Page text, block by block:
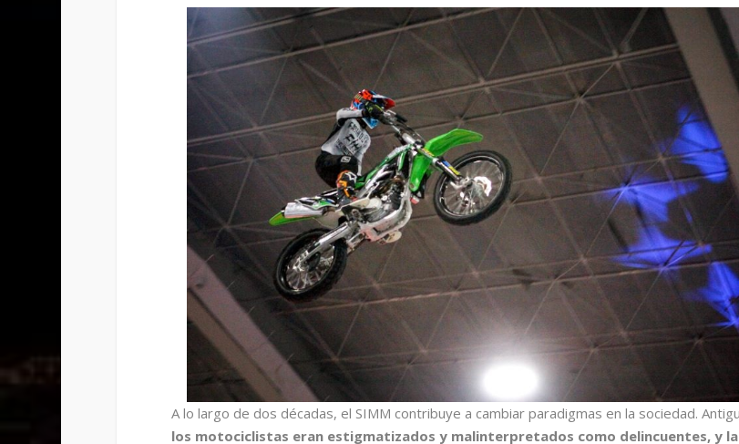
A lo largo de dos décadas, el SIMM contribuye a cambiar paradigmas en la sociedad.
los motociclistas eran estigmatizados y malinterpretados como delincuentes, y